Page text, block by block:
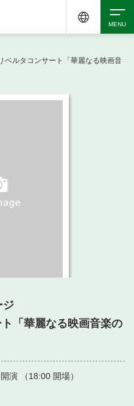
検索
ベルタコンサート「華麗なる映画音
ジ
「華麗なる映画音楽の
開演 （18:00 開場）